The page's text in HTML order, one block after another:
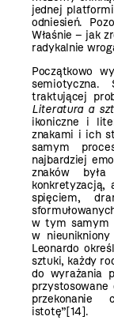
jednej
odniesień.
Właśnie – jak
radykalnie
Początkowo
semiotyczna.
traktującej
Literatura a
ikoniczne i
znakami i ich
samym
najbardziej
znaków
konkretyzacją,
spięciem,
w tym samym
w
Leonardo
sztuki, każdy
do wyrażania
przekonanie
istotę”[14].